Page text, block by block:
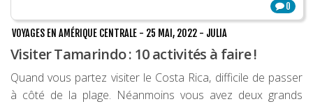
0
VOYAGES EN AMÉRIQUE CENTRALE - 25 MAI, 2022 - JULIA
Visiter Tamarindo : 10 activités à faire !
Quand vous partez visiter le Costa Rica, difficile de passer
à côté de la plage. Néanmoins vous avez deux grands